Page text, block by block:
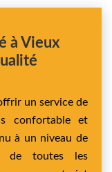
à Vieux
un service de
confortable et
à un niveau de
de toutes les